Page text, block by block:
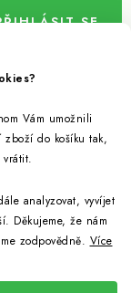
Vám umožnili
do košíku tak,
analyzovat, vyvíjet
Děkujeme, že nám
zodpovědně. Více
osobních údajů
SE